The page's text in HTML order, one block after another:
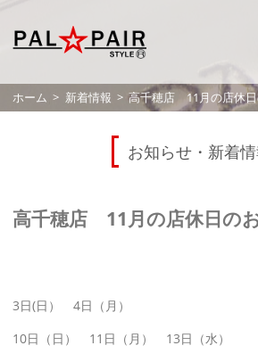
ホーム 新着情報 高千穂店 11月の店休
お知らせ・新着
高千穂店 11月の店休日の
3日(日） 4日（月）
10日（日） 11日（月） 13日（水）